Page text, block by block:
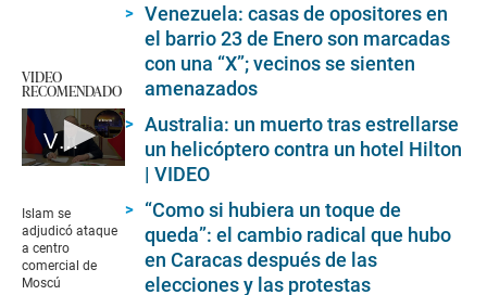
VIDEO
RECOMENDADO
Vladimir Putin acepta ataque a centro comercial por parte del islamismo radical
of
1
minute,
21
seconds
Islam se
adjudicó ataque
a centro
comercial de
Moscú
Venezuela: casas de opositores en
el barrio 23 de Enero son marcadas
con una “X”; vecinos se sienten
amenazados
Australia: un muerto tras estrellarse
un helicóptero contra un hotel Hilton
| VIDEO
“Como si hubiera un toque de
queda”: el cambio radical que hubo
en Caracas después de las
elecciones y las protestas